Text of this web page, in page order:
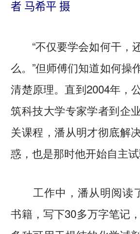
者 马希平 摄
“不仅要学会如何干，
么。”但师傅们知道如何操
清楚原理。直到2004年，
筑科技大学专家学者到企
关课程，潘从明才彻底解
惑，也是那时他开始自主试
工作中，潘从明阅读
书籍，写下30多万字笔记